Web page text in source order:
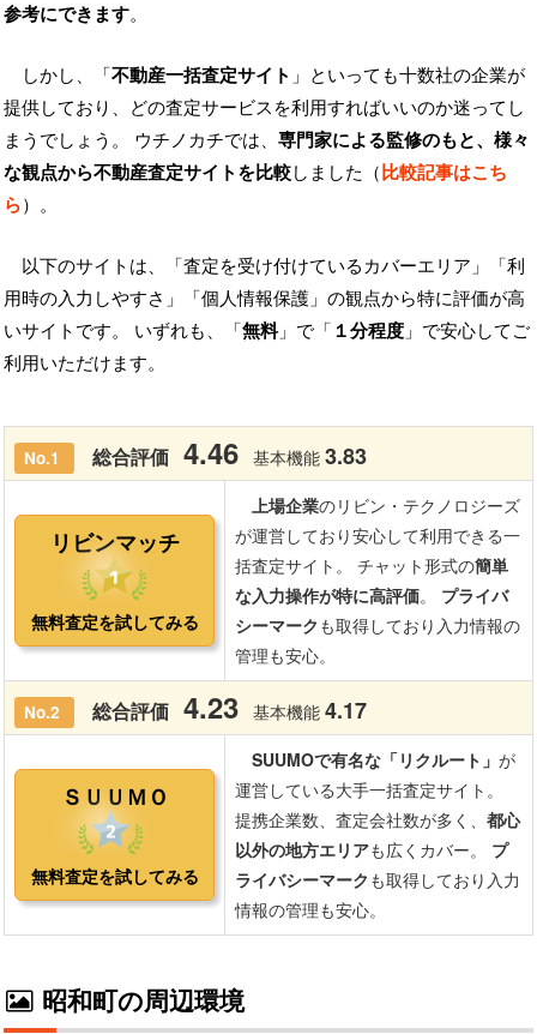
参考にできます。
しかし、「不動産一括査定サイト 」といっても十数社の企業が
提供しており、どの査定サービスを利用すればいいのか迷ってし
まうでしょう。 ウチノカチでは、 専門家による監修のもと、様々
な観点から不動産査定サイトを比較しました（比較記事はこち
ら）。
以下のサイトは、「査定を受け付けているカバーエリア」「利
用時の入力しやすさ」「個人情報保護」の観点から特に評価が高
いサイトです。 いずれも、「無料」で「 １分程度 」で安心してご
利用いただけます。
昭和町の周辺環境